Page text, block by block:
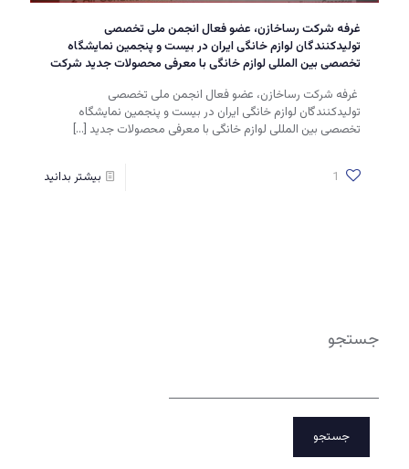
غرفه شرکت رساخازن، عضو فعال انجمن ملی تخصصی
تولیدکنندگان لوازم خانگی ایران در بیست و پنجمین نمایشگاه
تخصصی بین المللی لوازم خانگی با معرفی محصولات جدید شرکت
غرفه شرکت رساخازن، عضو فعال انجمن ملی تخصصی
تولیدکنندگان لوازم خانگی ایران در بیست و پنجمین نمایشگاه
تخصصی بین المللی لوازم خانگی با معرفی محصولات جدید […]
1 بیشتر بدانید
جستجو
جستجو